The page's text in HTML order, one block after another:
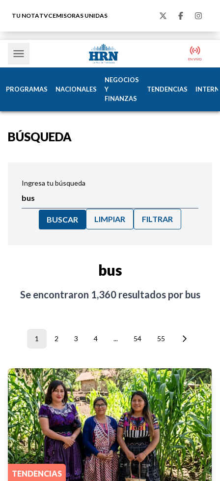
TU NOTATVCEMISORAS UNIDAS
PROGRAMAS NACIONALES
NEGOCIOS
Y
FINANZAS
TENDENCIAS
BÚSQUEDA
Ingresa tu búsqueda
BUSCAR LIMPIAR FILTRAR
bus
Se encontraron 1,360resultados por bus
1 2 3 4 ... 54 55
TENDENCIAS